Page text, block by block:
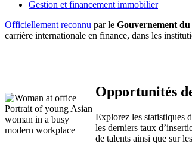
Gestion et financement immobilier
Officiellement reconnu par le Gouvernement
carrière internationale en finance, dans les
Portrait of young Asian
woman in a busy
modern workplace
Opportunités
Explorez les statistiques
les derniers taux
de talents ainsi que sur